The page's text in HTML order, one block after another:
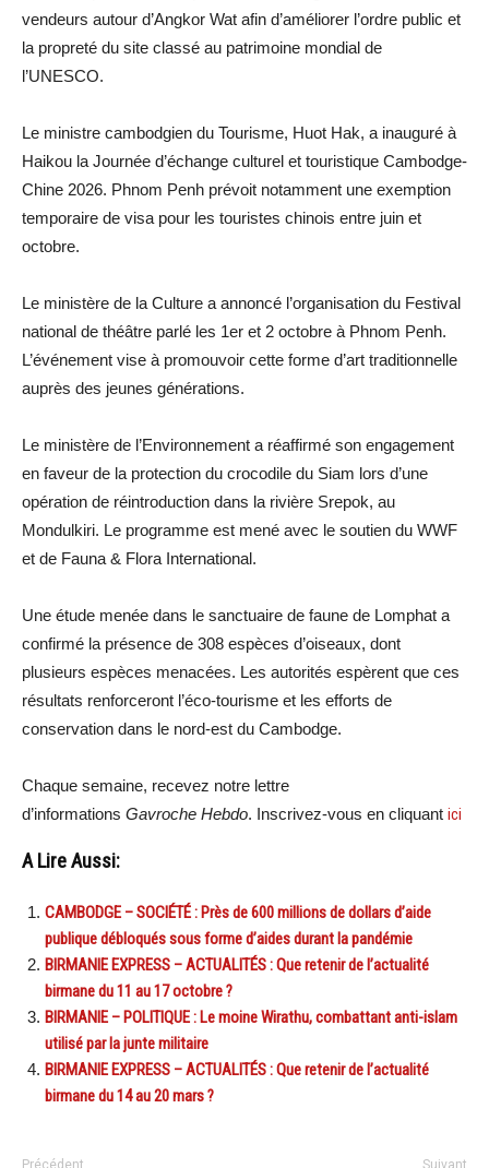
vendeurs autour d’Angkor Wat afin d’améliorer l’ordre public et
la propreté du site classé au patrimoine mondial de
l’UNESCO.
Le ministre cambodgien du Tourisme, Huot Hak, a inauguré à
Haikou la Journée d’échange culturel et touristique Cambodge-
Chine 2026. Phnom Penh prévoit notamment une exemption
temporaire de visa pour les touristes chinois entre juin et
octobre.
Le ministère de la Culture a annoncé l’organisation du Festival
national de théâtre parlé les 1er et 2 octobre à Phnom Penh.
L’événement vise à promouvoir cette forme d’art traditionnelle
auprès des jeunes générations.
Le ministère de l’Environnement a réaffirmé son engagement
en faveur de la protection du crocodile du Siam lors d’une
opération de réintroduction dans la rivière Srepok, au
Mondulkiri. Le programme est mené avec le soutien du WWF
et de Fauna & Flora International.
Une étude menée dans le sanctuaire de faune de Lomphat a
confirmé la présence de 308 espèces d’oiseaux, dont
plusieurs espèces menacées. Les autorités espèrent que ces
résultats renforceront l’éco-tourisme et les efforts de
conservation dans le nord-est du Cambodge.
Chaque semaine, recevez notre lettre
d’informations Gavroche Hebdo. Inscrivez-vous en cliquant ici
A Lire Aussi:
CAMBODGE – SOCIÉTÉ : Près de 600 millions de dollars d’aide
publique débloqués sous forme d’aides durant la pandémie
BIRMANIE EXPRESS – ACTUALITÉS : Que retenir de l’actualité
birmane du 11 au 17 octobre ?
BIRMANIE – POLITIQUE : Le moine Wirathu, combattant anti-islam
utilisé par la junte militaire
BIRMANIE EXPRESS – ACTUALITÉS : Que retenir de l’actualité
birmane du 14 au 20 mars ?